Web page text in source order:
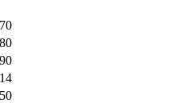
70
80
90
14
50